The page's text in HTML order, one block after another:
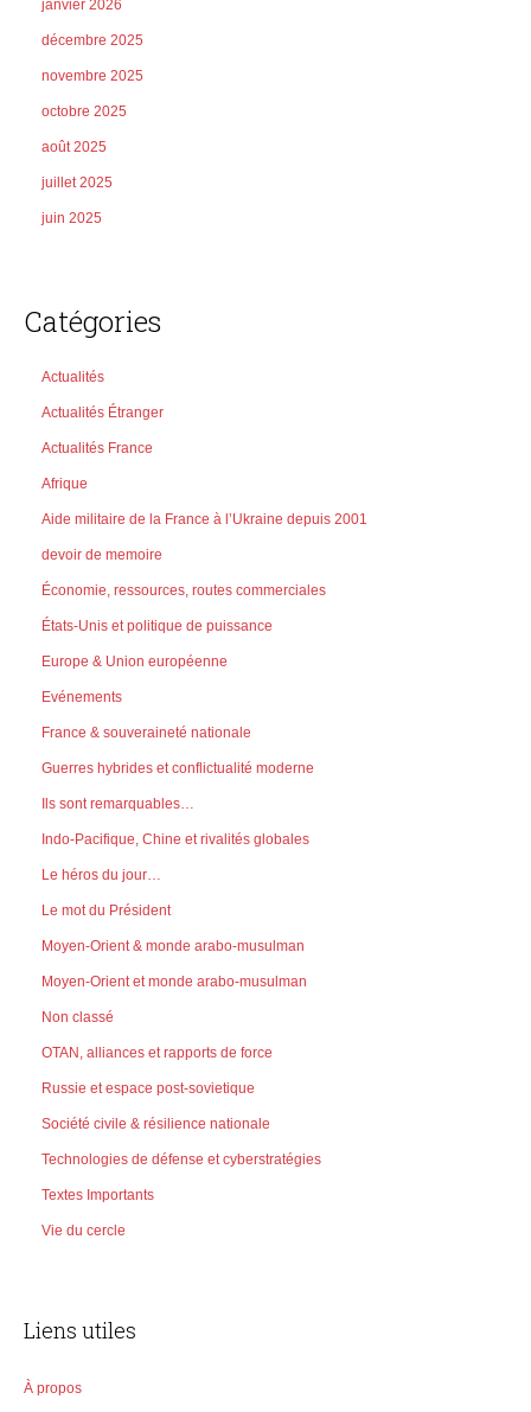
janvier 2026
décembre 2025
novembre 2025
octobre 2025
août 2025
juillet 2025
juin 2025
Catégories
Actualités
Actualités Étranger
Actualités France
Afrique
Aide militaire de la France à l’Ukraine depuis 2001
devoir de memoire
Économie, ressources, routes commerciales
États-Unis et politique de puissance
Europe & Union européenne
Evénements
France & souveraineté nationale
Guerres hybrides et conflictualité moderne
Ils sont remarquables…
Indo-Pacifique, Chine et rivalités globales
Le héros du jour…
Le mot du Président
Moyen-Orient & monde arabo-musulman
Moyen-Orient et monde arabo-musulman
Non classé
OTAN, alliances et rapports de force
Russie et espace post-sovietique
Société civile & résilience nationale
Technologies de défense et cyberstratégies
Textes Importants
Vie du cercle
Liens utiles
À propos